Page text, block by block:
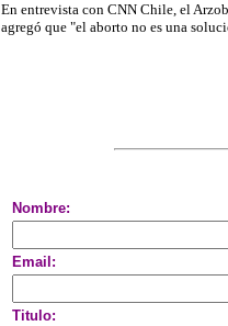
En entrevista con CNN Chile, el
agregó que "el aborto no es una
Nombre:
Email:
Titulo: